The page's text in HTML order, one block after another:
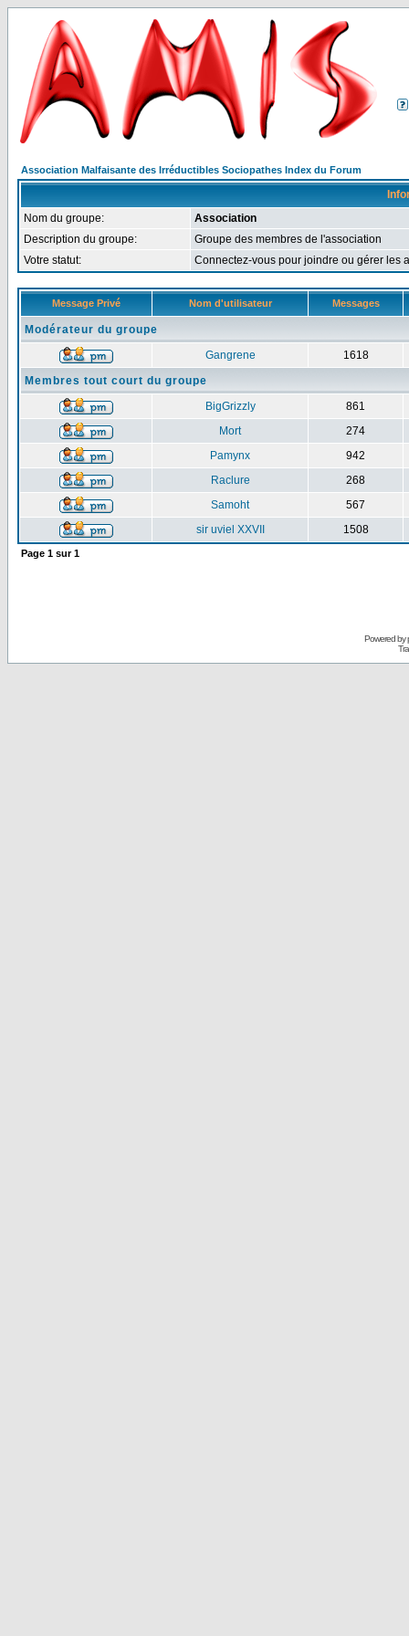
Association Malfaisante des Irréductibles Sociopathes Index du Forum
Nom du groupe:
Association
Description du groupe:
Groupe des membres de l'association
Votre statut:
Connectez-vous pour joindre ou gérer
Message Privé Nom d'utilisateur Messages
Modérateur du groupe
Gangrene
1618
Membres tout court du groupe
BigGrizzly
861
Mort
274
Pamynx
942
Raclure
268
Samoht
567
sir uviel XXVII
1508
Page 1 sur1
Powered by